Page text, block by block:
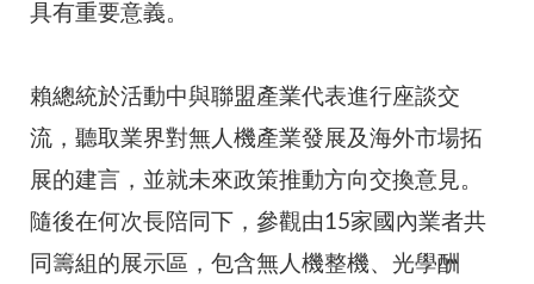
具有重要意義。
賴總統於活動中與聯盟產業代表進行座談交
流，聽取業界對無人機產業發展及海外市場拓
展的建言，並就未來政策推動方向交換意見。
隨後在何次長陪同下，參觀由15家國內業者共
同籌組的展示區，包含無人機整機、光學酬